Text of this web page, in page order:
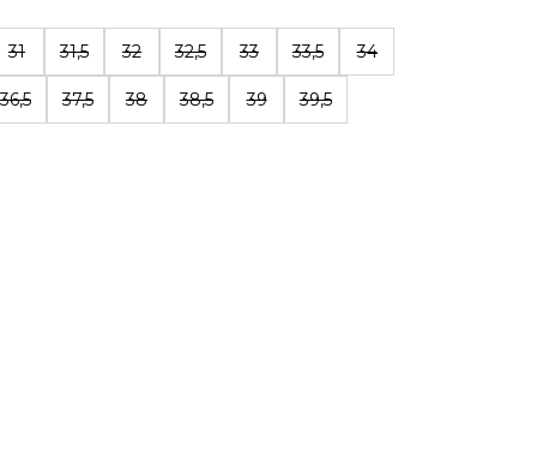
31 31,5 32 32,5 33 33,5 34
36,5 37,5 38 38,5 39 39,5